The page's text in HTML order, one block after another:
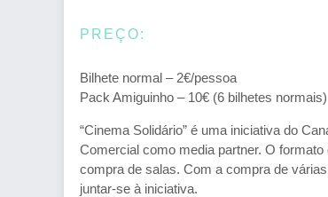
PREÇO:
Bilhete normal – 2€/pessoa
Pack Amiguinho – 10€ (6 bilhetes normais)
“Cinema Solidário” é uma iniciativa do
Comercial como media partner. O
compra de salas. Com a compra de
juntar-se à iniciativa.